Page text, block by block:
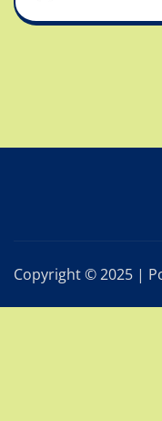
Copyright © 2025 |